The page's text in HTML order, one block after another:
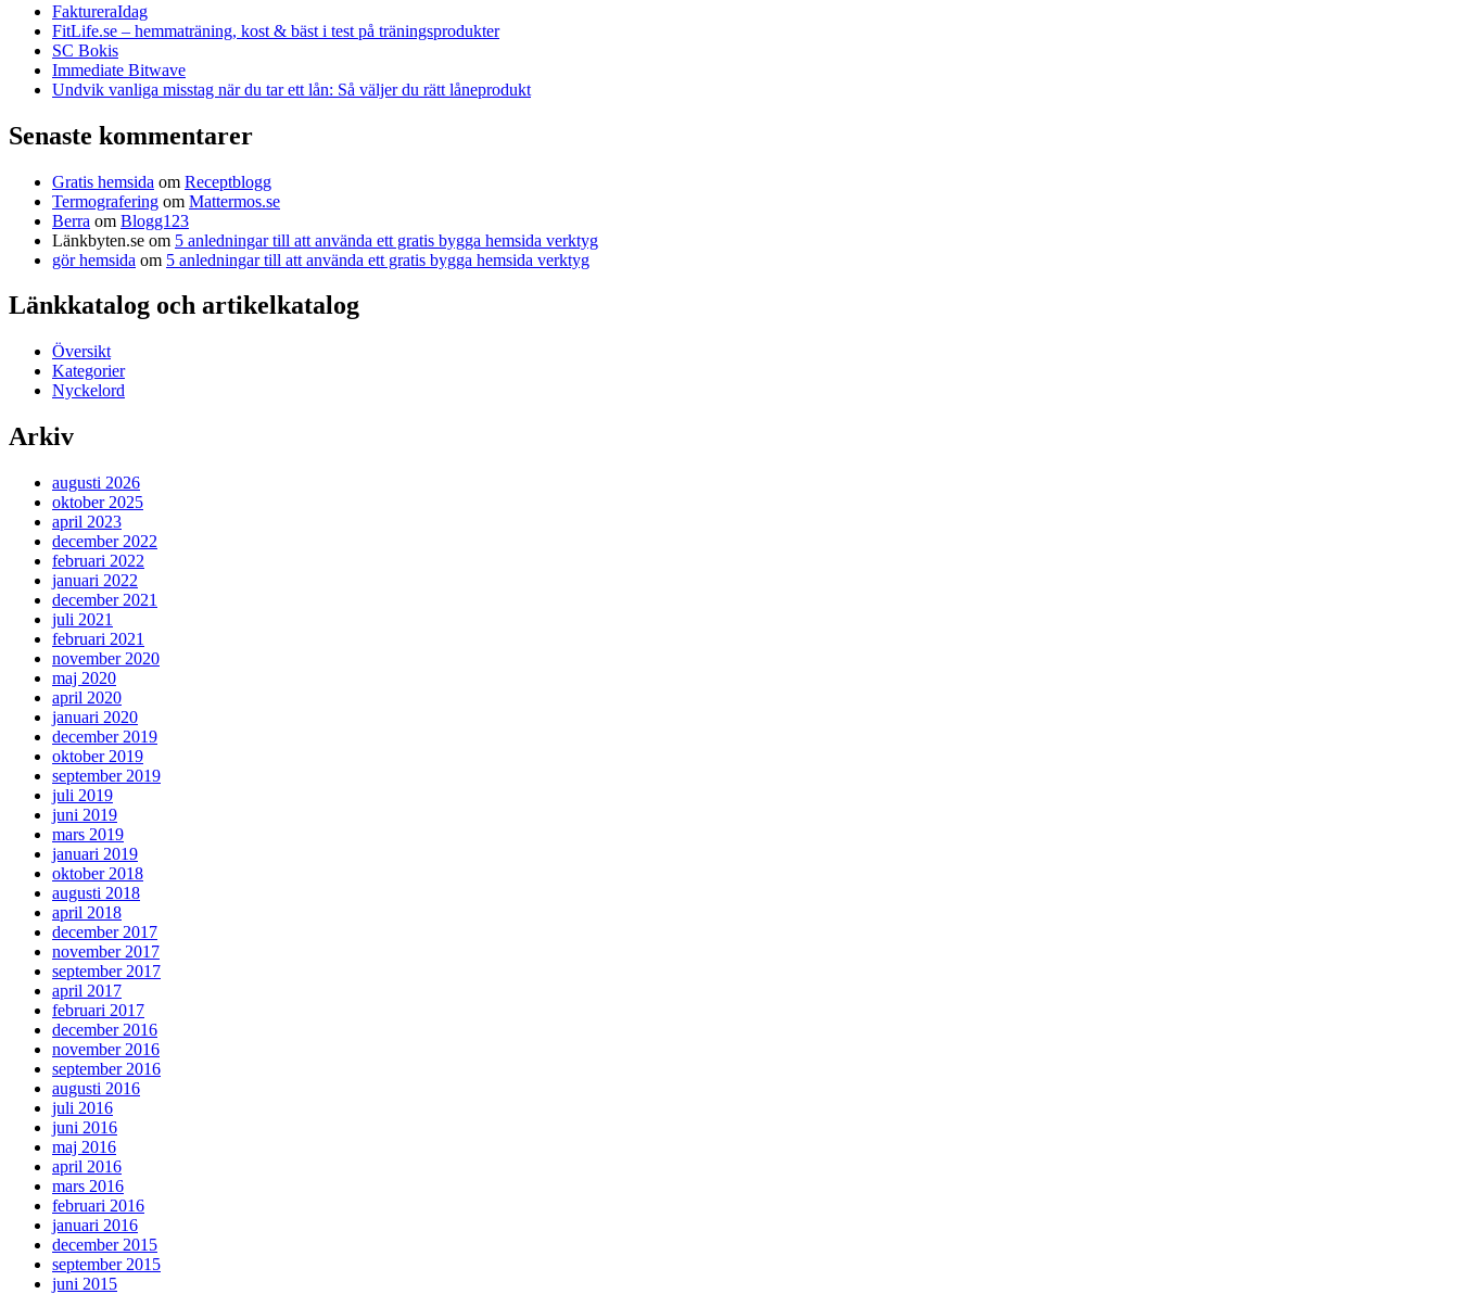
FaktureraIdag
FitLife.se – hemmaträning, kost & bäst i test på träningsprodukter
SC Bokis
Immediate Bitwave
Undvik vanliga misstag när du tar ett lån: Så väljer du rätt låneprodukt
Senaste kommentarer
Gratis hemsida om Receptblogg
Termografering om Mattermos.se
Berra om Blogg123
Länkbyten.se om 5 anledningar till att använda ett gratis bygga hemsida verktyg
gör hemsida om 5 anledningar till att använda ett gratis bygga hemsida verktyg
Länkkatalog och artikelkatalog
Översikt
Kategorier
Nyckelord
Arkiv
augusti 2026
oktober 2025
april 2023
december 2022
februari 2022
januari 2022
december 2021
juli 2021
februari 2021
november 2020
maj 2020
april 2020
januari 2020
december 2019
oktober 2019
september 2019
juli 2019
juni 2019
mars 2019
januari 2019
oktober 2018
augusti 2018
april 2018
december 2017
november 2017
september 2017
april 2017
februari 2017
december 2016
november 2016
september 2016
augusti 2016
juli 2016
juni 2016
maj 2016
april 2016
mars 2016
februari 2016
januari 2016
december 2015
september 2015
juni 2015